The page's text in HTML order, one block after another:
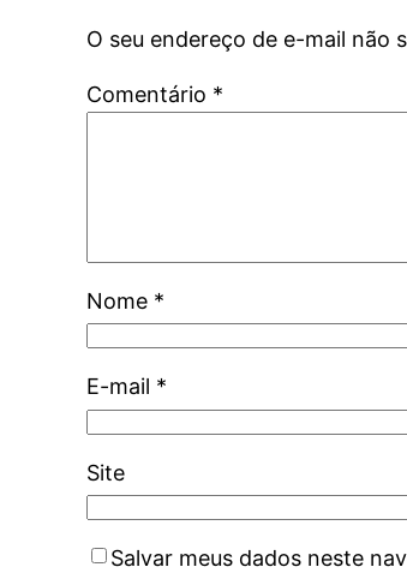
O seu endereço de e-mail não
Comentário *
Nome *
E-mail *
Site
Salvar meus dados neste